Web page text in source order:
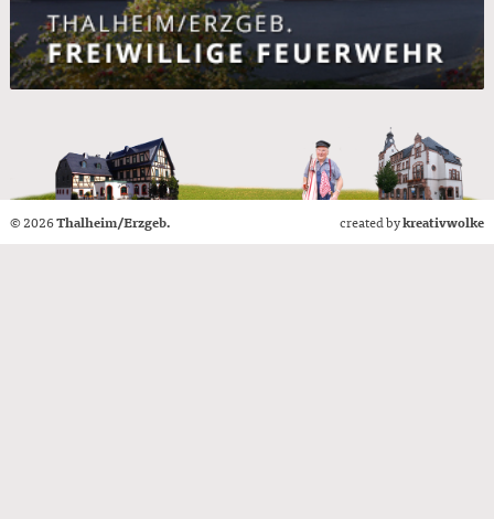
© 2026Thalheim/Erzgeb. created bykreativwolke